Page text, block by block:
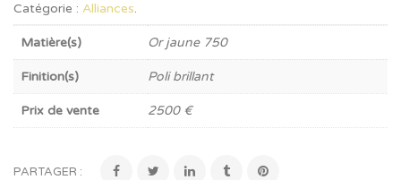
Catégorie : Alliances.
Matière(s) Or jaune 750
Finition(s) Poli brillant
Prix de vente 2500 €
PARTAGER :